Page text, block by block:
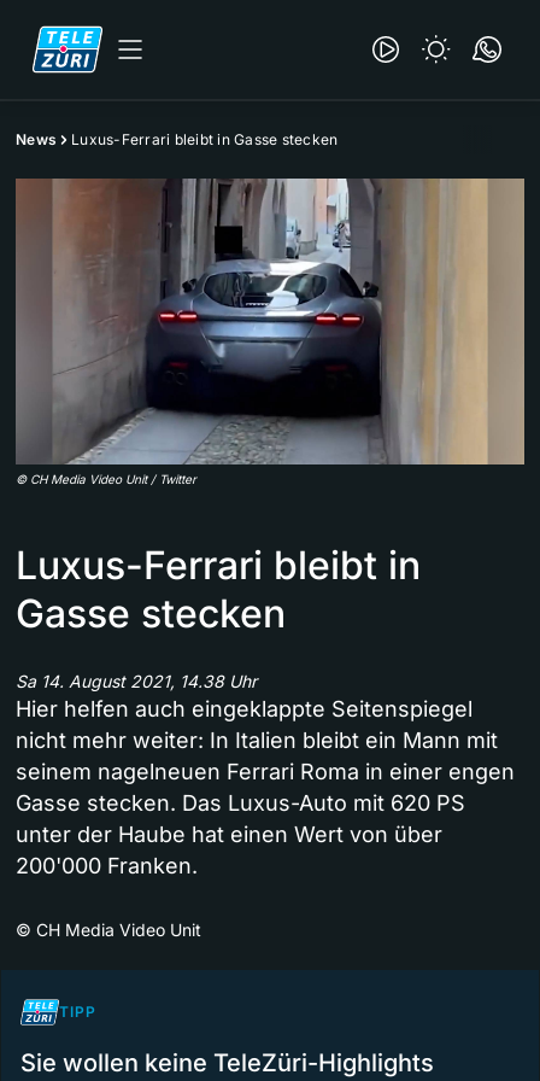
News Luxus-Ferrari bleibt in Gasse stecken
© CH Media Video Unit / Twitter
Luxus-Ferrari bleibt in
Gasse stecken
Sa 14. August 2021, 14.38 Uhr
Hier helfen auch eingeklappte Seitenspiegel
nicht mehr weiter: In Italien bleibt ein Mann mit
seinem nagelneuen Ferrari Roma in einer engen
Gasse stecken. Das Luxus-Auto mit 620 PS
unter der Haube hat einen Wert von über
200'000 Franken.
© CH Media Video Unit
TIPP
Sie wollen keine TeleZüri-Highlights